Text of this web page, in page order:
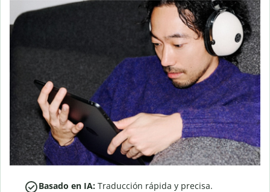
Basado en IA: Traducción rápida y precisa.